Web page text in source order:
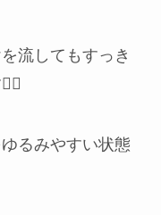
流してもすっき
るみやすい状態